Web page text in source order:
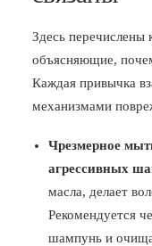
Здесь
объясняющие,
Каждая привычка
механизмами
Чрезмерное
агрессивных
масла, делает
Рекомендуется
шампунь и